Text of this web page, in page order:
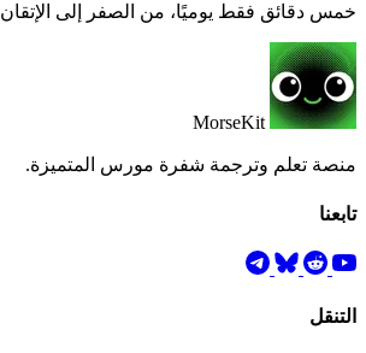
خمس دقائق فقط يوميًا، من الصفر إلى الإتقان
MorseKit
منصة تعلم وترجمة شفرة مورس المتميزة.
تابعنا
التنقل